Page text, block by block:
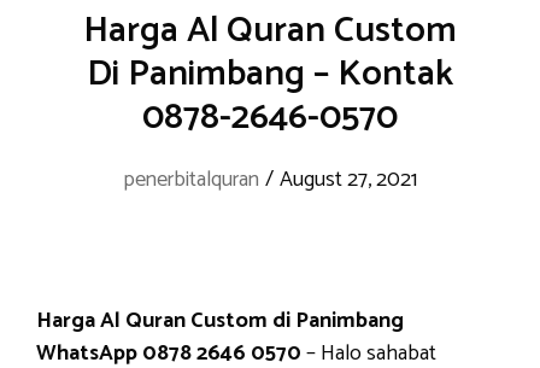
Harga Al Quran Custom
Di Panimbang – Kontak
0878-2646-0570
penerbitalquran /August 27, 2021
Harga Al Quran Custom di Panimbang
WhatsApp 0878 2646 0570– Halo sahabat